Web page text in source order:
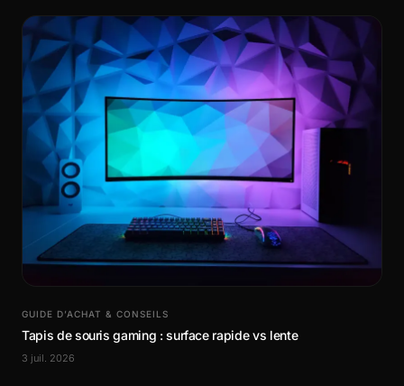
GUIDE D’ACHAT & CONSEILS
Tapis de souris gaming : surface rapide vs lente
3 juil. 2026